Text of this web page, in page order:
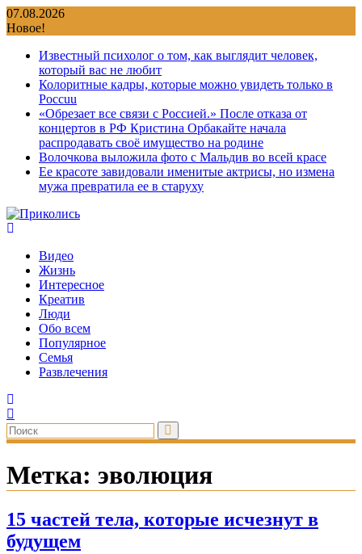
Перейти
к
07.08.2026
Новое!
Известный психолог о том, как выглядит человек,
который вас не любит
Колоритные кадры, которые можно увидеть только в
Россuu
«Обрезает все связи с Россией.» После отказа от
концертов в РФ Кристина Орбакайте начала
распродавать своё имущество на родине
Волочкова выложила фото с Мальдив во всей красе
Ее красоте завидовали именитые актрисы, но измена
мужа превратила ее в старуху
Видео
Жизнь
Интересное
Креатив
Люди
Обо всем
Популярное
Семья
Развлечения
Метка: эволюция
15 частей тела, которые исчезнут в
будущем